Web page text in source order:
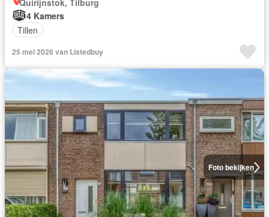
Quirijnstok, Tilburg
4 Kamers
Tillen
25 mei 2026 van Listedbuy
Foto bekijken